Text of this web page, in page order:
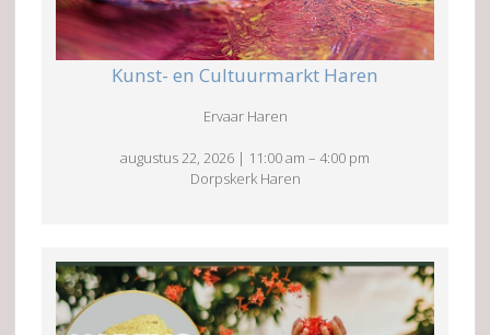
Kunst- en Cultuurmarkt Haren
Ervaar Haren
augustus 22, 2026 | 11:00 am – 4:00 pm
Dorpskerk Haren